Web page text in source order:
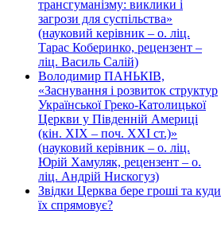
трансгуманізму: виклики і
загрози для суспільства»
(науковий керівник – о. ліц.
Тарас Коберинко, рецензент –
ліц. Василь Салій)
Володимир ПАНЬКІВ,
«Заснування і розвиток структур
Української Греко-Католицької
Церкви у Південній Америці
(кін. ХІХ – поч. ХХІ ст.)»
(науковий керівник – о. ліц.
Юрій Хамуляк, рецензент – о.
ліц. Андрій Нискогуз)
Звідки Церква бере гроші та куди
їх спрямовує?